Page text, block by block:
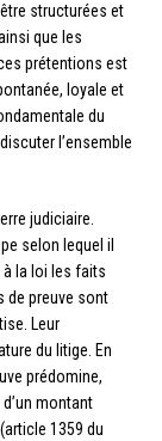
structurées et
que les
prétentions est
loyale et
du
l’ensemble
judiciaire.
selon lequel il
la loi les faits
de preuve sont
Leur
du litige. En
prédomine,
montant
1359 du